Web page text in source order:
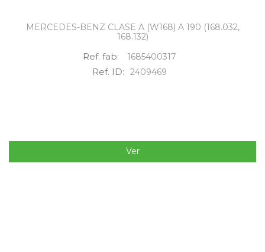
MERCEDES-BENZ CLASE A (W168) A 190 (168.032,
168.132)
Ref. fab: 1685400317
Ref. ID: 2409469
Ver